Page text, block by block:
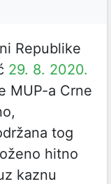
Republike
29. 8. 2020.
MUP-a Crne
tog
hitno
kaznu